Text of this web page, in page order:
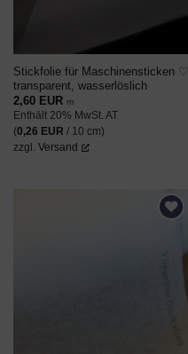
Stickfolie für Maschinensticken ♡
transparent, wasserlöslich
2,60 EUR m
Enthält 20% MwSt. AT
(0,26 EUR / 10 cm)
zzgl. Versand